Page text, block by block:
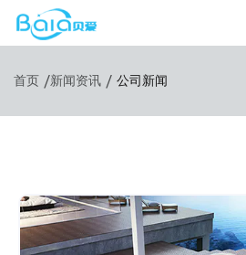
首页 /新闻资讯 / 公司新闻